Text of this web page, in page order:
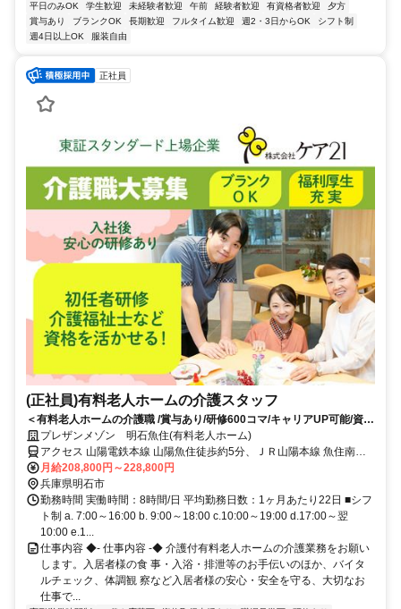
平日のみOK
学生歓迎 未経験者歓迎 午前 経験者歓迎 有資格者歓迎
夕方
賞与あり
ブランクOK 長期歓迎 フルタイム歓迎 週2・3日からOK
シフト制
週4日以上OK
服装自由
正社員
(正社員)有料老人ホームの介護スタッフ
＜有料老人ホームの介護職 /賞与あり/研修600コマ/キャリアUP可能/資格
取得支援あり＞残業月5.7時間以内/記録システムの導入で業務負担を軽
減！介護業務に専念できる環境★キャリアUPもマイペースに働きたいも
叶う
プレザンメゾン 明石魚住(有料老人ホーム)
アクセス 山陽電鉄本線 山陽魚住徒歩約5分、ＪＲ山陽本線 魚住南出
口徒歩約13分、山陽電鉄本線 西江井ヶ島徒歩約14分 山陽電鉄本線
「山陽魚住」駅から徒歩約5分
月給208,800円～228,800円
兵庫県明石市
勤務時間 実働時間：8時間/日 平均勤務日数：1ヶ月あたり22日 ■シフ
ト制 a. 7:00～16:00 b. 9:00～18:00 c.10:00～19:00 d.17:00～翌
10:00 e.1...
仕事内容 ◆- 仕事内容 -◆ 介護付有料老人ホームの介護業務をお願い
します。入居者様の食 事・入浴・排泄等のお手伝いのほか、バイタ
ルチェック、体調観 察など入居者様の安心・安全を守る、大切なお
仕事で...